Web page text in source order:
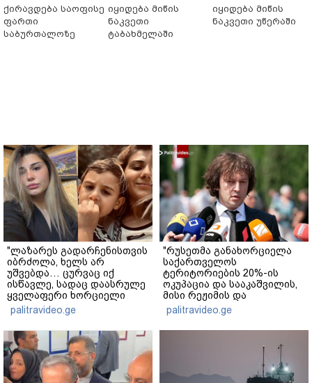
ქირავდება საოფისე
ფართი
საბურთალოზე
იყიდება მიწის
ნაკვეთი
ტაბახმელაში
იყიდება მიწის
ნაკვეთი უწერაში
"ლაზარეს გადარჩენისთვის
იბრძოლა, ხელს არ
უშვებდა… ცურვაც იქ
ისწავლე, სადაც დაასრულე
ყველაფერი ხორციელი
ცხოვრებიდან" – რას წერს
ხობში დაღუპული დედა-
შვილის ახლობელი?
palitravideo.ge
"რუსეთმა განახორციელა
საქართველოს
ტერიტორიების 20%-ის
ოკუპაცია და სააკაშვილის,
მისი რეჟიმის და
"ნაცმოძრაობის" ღალატი
ვერანაირად ვერ
გადაფარავს ამ
palitravideo.ge